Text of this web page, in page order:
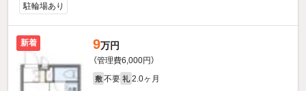
駐輪場あり
新着 9万円
（管理費6,000円）
敷 不要 礼 2.0ヶ月